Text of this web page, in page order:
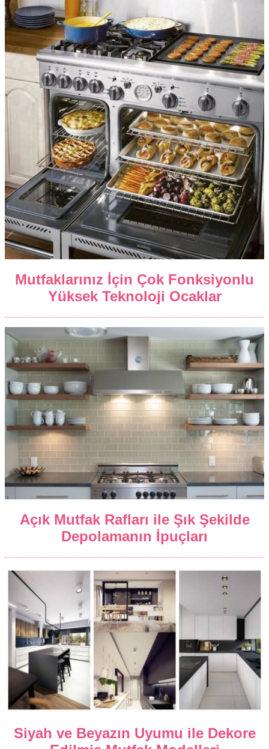
Mutfaklarınız İçin Çok Fonksiyonlu
Yüksek Teknoloji Ocaklar
Açık Mutfak Rafları ile Şık Şekilde
Depolamanın İpuçları
Siyah ve Beyazın Uyumu ile Dekore